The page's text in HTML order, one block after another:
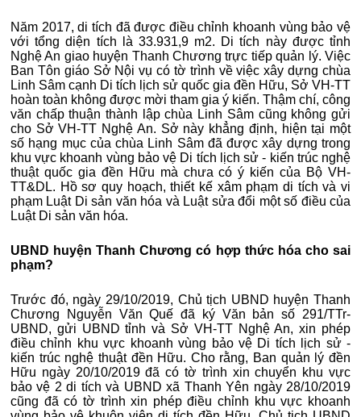
Năm 2017, di tích đã được điều chỉnh khoanh vùng bảo vệ
với tổng diện tích là 33.931,9 m2. Di tích này được tỉnh
Nghệ An giao huyện Thanh Chương trực tiếp quản lý. Việc
Ban Tôn giáo Sở Nội vụ có tờ trình về việc xây dựng chùa
Linh Sâm cạnh Di tích lịch sử quốc gia đền Hữu, Sở VH-TT
hoàn toàn không được mời tham gia ý kiến. Thậm chí, công
văn chấp thuận thành lập chùa Linh Sâm cũng không gửi
cho Sở VH-TT Nghệ An. Sở này khẳng định, hiện tại một
số hạng mục của chùa Linh Sâm đã được xây dựng trong
khu vực khoanh vùng bảo vệ Di tích lịch sử - kiến trúc nghệ
thuật quốc gia đền Hữu mà chưa có ý kiến của Bộ VH-
TT&DL. Hồ sơ quy hoạch, thiết kế xâm phạm di tích và vi
phạm Luật Di sản văn hóa và Luật sửa đổi một số điều của
Luật Di sản văn hóa.
UBND huyện Thanh Chương có hợp thức hóa cho sai
phạm?
Trước đó, ngày 29/10/2019, Chủ tịch UBND huyện Thanh
Chương Nguyễn Văn Quế đã ký Văn bản số 291/TTr-
UBND, gửi UBND tỉnh và Sở VH-TT Nghệ An, xin phép
điều chỉnh khu vực khoanh vùng bảo vệ Di tích lịch sử -
kiến trúc nghệ thuật đền Hữu. Cho rằng, Ban quản lý đền
Hữu ngày 20/10/2019 đã có tờ trình xin chuyển khu vực
bảo vệ 2 di tích và UBND xã Thanh Yên ngày 28/10/2019
cũng đã có tờ trình xin phép điều chỉnh khu vực khoanh